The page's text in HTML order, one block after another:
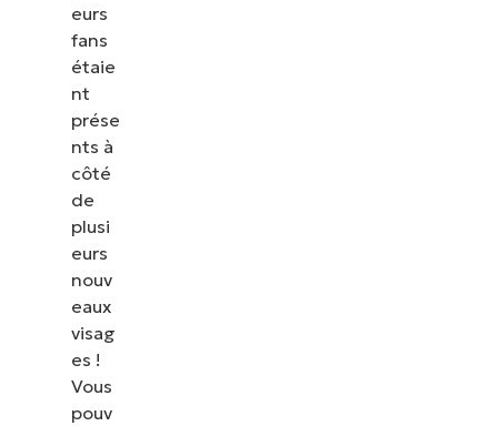
eurs
fans
étaie
nt
prése
nts à
côté
de
plusi
eurs
nouv
eaux
visag
es !
Vous
pouv